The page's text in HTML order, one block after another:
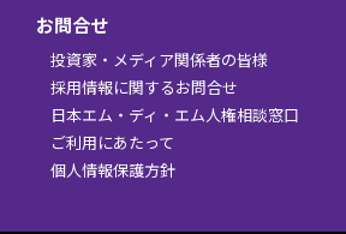
お問合せ
投資家・メディア関係者の皆様
採用情報に関するお問合せ
日本エム・ディ・エム人権相談窓口
ご利用にあたって
個人情報保護方針